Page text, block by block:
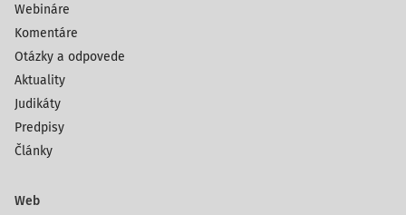
Webináre
Komentáre
Otázky a odpovede
Aktuality
Judikáty
Predpisy
Články
Web